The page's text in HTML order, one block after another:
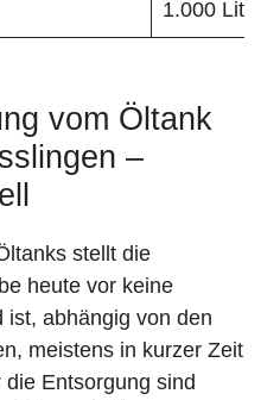
1.000 Liter
vom Öltank
–
stellt die
heute vor keine
ist, abhängig von den
meistens in kurzer Zeit
Entsorgung sind